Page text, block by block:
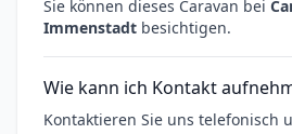
Sie können dieses Caravan bei
Immenstadt besichtigen.
Wie kann ich Kontakt
Kontaktieren Sie uns telefonisch